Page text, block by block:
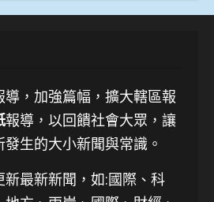
，加強篇幅，擴大轄區報
報導，以回饋社會大眾，讓
生的大小新聞與常識。
新最新新聞 ，如:國際、科